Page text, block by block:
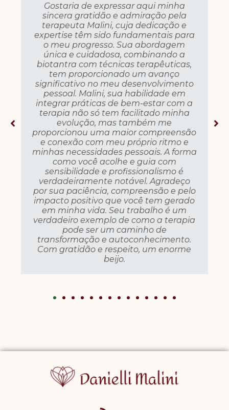
Gostaria de expressar aqui minha
sincera gratidão e admiração pela
terapeuta Malini, cuja dedicação e
expertise têm sido fundamentais para
o meu progresso. Sua abordagem
única e cuidadosa, combinando a
biotantra com técnicas terapêuticas,
tem proporcionado um avanço
significativo no meu desenvolvimento
pessoal. Malini, sua habilidade em
integrar práticas de bem-estar com a
terapia não só tem facilitado minha
evolução, mas também me
proporcionou uma maior compreensão
e conexão com meu próprio ritmo e
minhas necessidades pessoais. A forma
como você acolhe e guia com
sensibilidade e profissionalismo é
verdadeiramente notável. Agradeço
por sua paciência, compreensão e pelo
impacto positivo que você tem gerado
em minha vida. Seu trabalho é um
verdadeiro exemplo de como a terapia
pode ser um caminho de
transformação e autoconhecimento.
Com gratidão e respeito, um enorme
beijo.